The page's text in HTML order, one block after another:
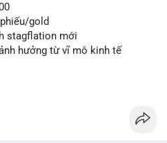
gold
stagflation mới
hưởng từ vĩ mô kinh tế